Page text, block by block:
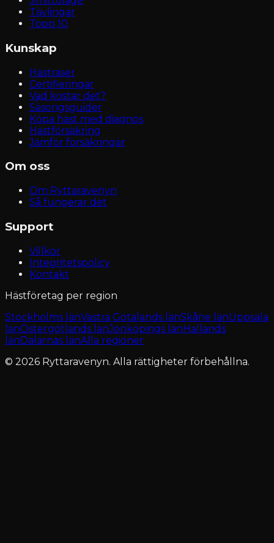
Tävlingar
Topp 10
Kunskap
Hästraser
Certifieringar
Vad kostar det?
Säsongsguider
Köpa häst med diagnos
Hästförsäkring
Jämför försäkringar
Om oss
Om Ryttaravenyn
Så fungerar det
Support
Villkor
Integritetspolicy
Kontakt
Hästföretag per region
Stockholms länVästra Götalands länSkåne länUppsala
länÖstergötlands länJönköpings länHallands
länDalarnas länAlla regioner
© 2026 Ryttaravenyn. Alla rättigheter förbehållna.